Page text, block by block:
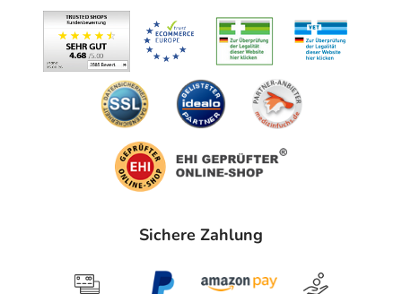
Sichere Zahlung